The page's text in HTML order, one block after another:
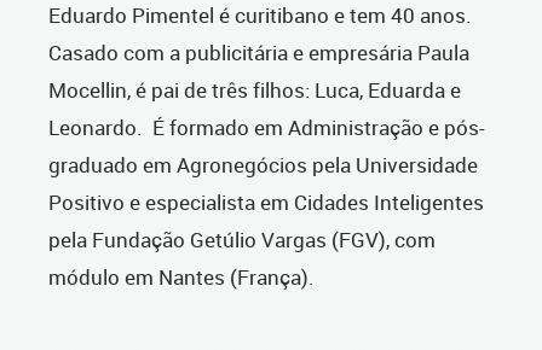
Eduardo Pimentel é curitibano e tem 40 anos.
Casado com a publicitária e empresária Paula
Mocellin, é pai de três filhos: Luca, Eduarda e
Leonardo. É formado em Administração e pós-
graduado em Agronegócios pela Universidade
Positivo e especialista em Cidades Inteligentes
pela Fundação Getúlio Vargas (FGV), com
módulo em Nantes (França).